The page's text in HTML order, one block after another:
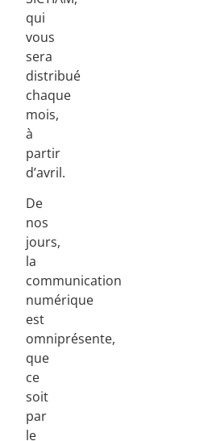
qui
vous
sera
distribué
chaque
mois,
à
partir
d’avril.
De
nos
jours,
la
communication
numérique
est
omniprésente,
que
ce
soit
par
le